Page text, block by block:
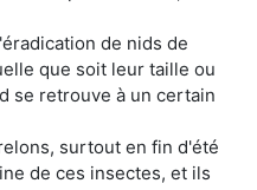
de nids de
que soit leur taille ou
se retrouve à un certain
surtout en fin d'été
de ces insectes, et ils